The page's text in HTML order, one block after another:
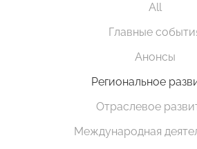
All
Главные
Анонсы
Региональное
Отраслевое
Международная